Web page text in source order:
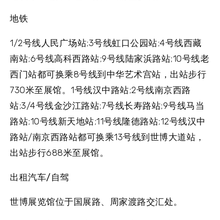
地铁
1/2号线人民广场站;3号线虹口公园站;4号线西藏
南站;6号线高科西路站;9号线陆家浜路站;10号线老
西门站都可换乘8号线到中华艺术宫站，出站步行
730米至展馆。1号线汉中路站;2号线南京西路
站;3/4号线金沙江路站;7号线长寿路站;9号线马当
路站;10号线新天地站;11号线隆德路站;12号线汉中
路站/南京西路站都可换乘13号线到世博大道站，
出站步行688米至展馆。
出租汽车/自驾
世博展览馆位于国展路、周家渡路交汇处。